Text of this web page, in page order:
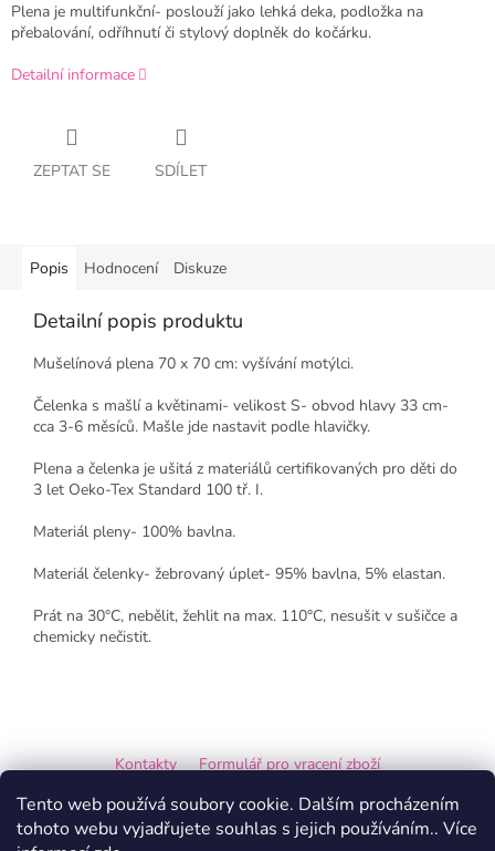
Tento web používá soubory cookie. Dalším procházením
tohoto webu vyjadřujete souhlas s jejich používáním.. Více
Plena je multifunkční- poslouží jako lehká deka, podložka na
přebalování, odříhnutí či stylový doplněk do kočárku.
Detailní informace
ZEPTAT SE SDÍLET
Popis Hodnocení Diskuze
Detailní popis produktu
Mušelínová plena 70 x 70 cm: vyšívání motýlci.
Čelenka s mašlí a květinami- velikost S- obvod hlavy 33 cm-
cca 3-6 měsíců. Mašle jde nastavit podle hlavičky.
Plena a čelenka je ušitá z materiálů certifikovaných pro děti do
3 let Oeko-Tex Standard 100 tř. I.
Materiál pleny- 100% bavlna.
Materiál čelenky- žebrovaný úplet- 95% bavlna, 5% elastan.
Prát na 30°C, nebělit, žehlit na max. 110°C, nesušit v sušičce a
chemicky nečistit.
p
Kontakty
Formulář pro vracení zboží
Formulář pro reklamaci